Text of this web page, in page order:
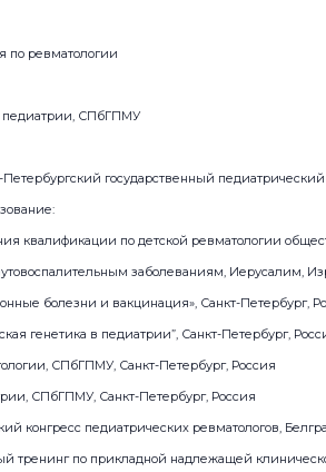
по ревматологии
педиатрии, СПбГПМУ
государственный
квалификации по детской ревматологии
заболеваниям, Иерусалим,
болезни и вакцинация», Санкт-Петербург,
генетика в педиатрии”, Санкт-Петербург,
СПбГПМУ, Санкт-Петербург, Россия
СПбГПМУ, Санкт-Петербург, Россия
конгресс педиатрических ревматологов,
тренинг по прикладной надлежащей